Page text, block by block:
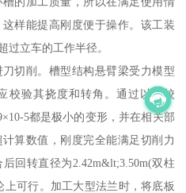
样能提高刚度便于操作。该工装
过立车的工作半径。
切削。槽型结构悬臂梁受力模型
校验其挠度和转角。通过以上校
5都是极小的变形，并在相关部
算数值，刚度完全能满足切削力
回转直径为2.42m&lt;3.50m(双柱
可行。加工大型法兰时，将底板